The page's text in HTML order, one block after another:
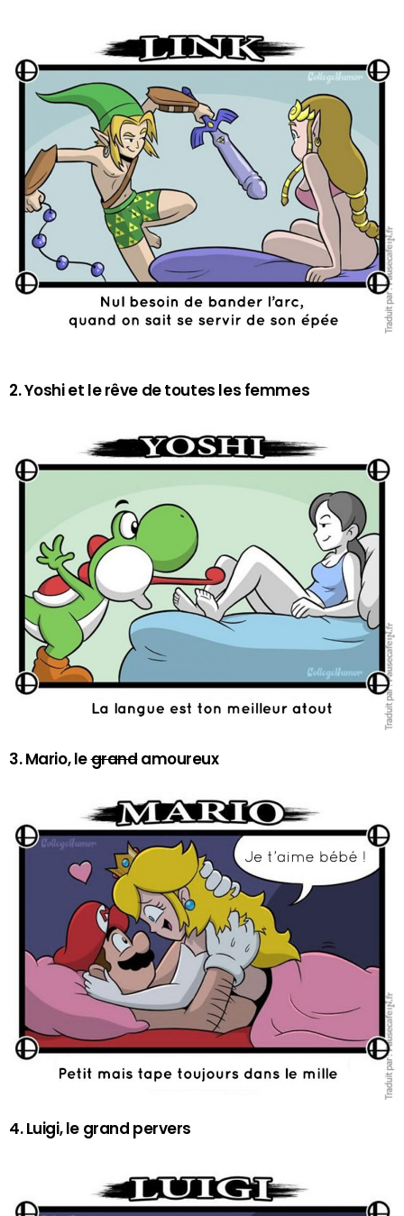
2. Yoshi et le rêve de toutes les femmes
3. Mario, legrandamoureux
4. Luigi, le grand pervers